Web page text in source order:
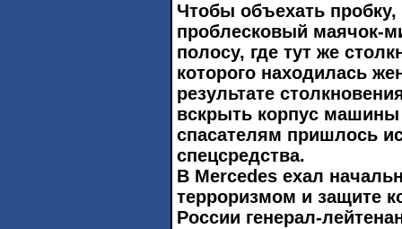
Чтобы объехать
проблесковый маячок-
полосу, где тут же
которого находилась
результате
вскрыть корпус машины
спасателям пришлось
спецсредства.
В Mercedes ехал
терроризмом и защите
России генерал-